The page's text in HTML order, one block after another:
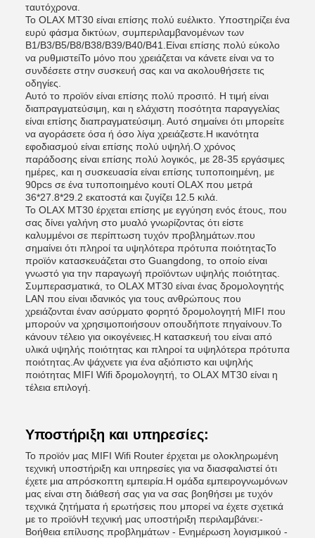
ταυτόχρονα.
Το OLAX MT30 είναι επίσης πολύ ευέλικτο. Υποστηρίζει ένα
ευρύ φάσμα δικτύων, συμπεριλαμβανομένων των
B1/B3/B5/B8/B38/B39/B40/B41.Είναι επίσης πολύ εύκολο
να ρυθμιστείΤο μόνο που χρειάζεται να κάνετε είναι να το
συνδέσετε στην συσκευή σας και να ακολουθήσετε τις
οδηγίες.
Αυτό το προϊόν είναι επίσης πολύ προσιτό. Η τιμή είναι
διαπραγματεύσιμη, και η ελάχιστη ποσότητα παραγγελίας
είναι επίσης διαπραγματεύσιμη. Αυτό σημαίνει ότι μπορείτε
να αγοράσετε όσα ή όσο λίγα χρειάζεστε.Η ικανότητα
εφοδιασμού είναι επίσης πολύ υψηλή.Ο χρόνος
παράδοσης είναι επίσης πολύ λογικός, με 28-35 εργάσιμες
ημέρες, και η συσκευασία είναι επίσης τυποποιημένη, με
90pcs σε ένα τυποποιημένο κουτί OLAX που μετρά
36*27.8*29.2 εκατοστά και ζυγίζει 12.5 κιλά.
Το OLAX MT30 έρχεται επίσης με εγγύηση ενός έτους, που
σας δίνει γαλήνη στο μυαλό γνωρίζοντας ότι είστε
καλυμμένοι σε περίπτωση τυχόν προβλημάτων.που
σημαίνει ότι πληροί τα υψηλότερα πρότυπα ποιότηταςΤο
προϊόν κατασκευάζεται στο Guangdong, το οποίο είναι
γνωστό για την παραγωγή προϊόντων υψηλής ποιότητας.
Συμπερασματικά, το OLAX MT30 είναι ένας δρομολογητής
LAN που είναι ιδανικός για τους ανθρώπους που
χρειάζονται έναν ασύρματο φορητό δρομολογητή MIFI που
μπορούν να χρησιμοποιήσουν οπουδήποτε πηγαίνουν.Το
κάνουν τέλειο για οικογένειες.Η κατασκευή του είναι από
υλικά υψηλής ποιότητας και πληροί τα υψηλότερα πρότυπα
ποιότητας.Αν ψάχνετε για ένα αξιόπιστο και υψηλής
ποιότητας MIFI Wifi δρομολογητή, το OLAX MT30 είναι η
τέλεια επιλογή.
Υποστήριξη και υπηρεσίες:
Το προϊόν μας MIFI Wifi Router έρχεται με ολοκληρωμένη
τεχνική υποστήριξη και υπηρεσίες για να διασφαλιστεί ότι
έχετε μια απρόσκοπτη εμπειρία.Η ομάδα εμπειρογνωμόνων
μας είναι στη διάθεσή σας για να σας βοηθήσει με τυχόν
τεχνικά ζητήματα ή ερωτήσεις που μπορεί να έχετε σχετικά
με το προϊόνΗ τεχνική μας υποστήριξη περιλαμβάνει:-
Βοήθεια επίλυσης προβλημάτων - Ενημέρωση λογισμικού -